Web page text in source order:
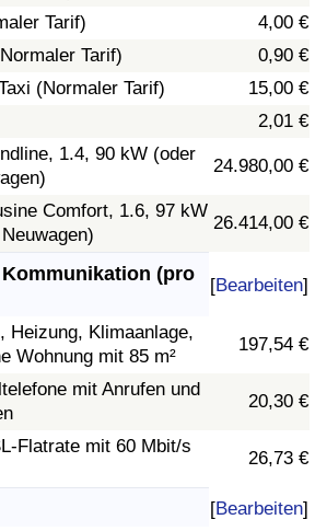
Tarif)
4,00 €
Tarif)
0,90 €
(Normaler Tarif)
15,00 €
2,01 €
1.4, 90 kW (oder
24.980,00 €
Comfort, 1.6, 97 kW
26.414,00 €
(pro
[Bearbeiten]
Heizung, Klimaanlage,
Wohnung mit 85 m²
197,54 €
mit Anrufen und
20,30 €
Flatrate mit 60 Mbit/s
26,73 €
[Bearbeiten]